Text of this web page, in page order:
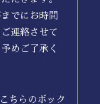
でにお時間
連絡させて
めご了承く
ちらのボック